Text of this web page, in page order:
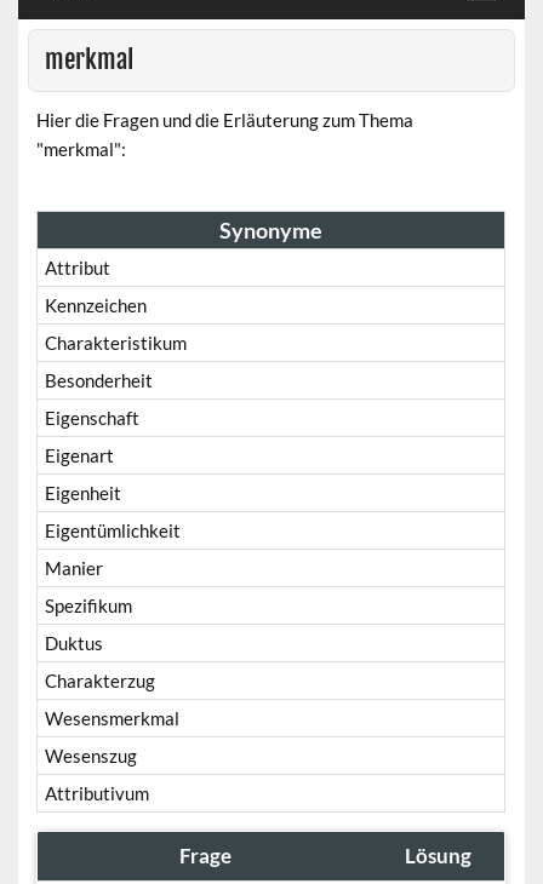
merkmal
Hier die Fragen und die Erläuterung zum Thema
"merkmal":
Synonyme
Attribut
Kennzeichen
Charakteristikum
Besonderheit
Eigenschaft
Eigenart
Eigenheit
Eigentümlichkeit
Manier
Spezifikum
Duktus
Charakterzug
Wesensmerkmal
Wesenszug
Attributivum
Frage Lösung